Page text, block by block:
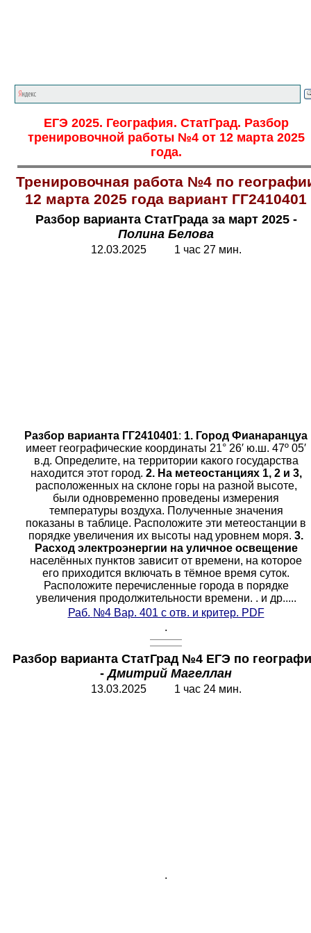
ЕГЭ 2025. География. СтатГрад. Разбор
тренировочной работы №4 от 12 марта 2025
года.
Тренировочная работа №4 по
12 марта 2025 года вариант ГГ2410401
Разбор варианта СтатГрада за март 2025 -
Полина Белова
12.03.2025 1 час 27 мин.
Разбор варианта ГГ2410401: 1. Город Фианаранцуа
имеет географические координаты 21° 26′ ю.ш. 47º 05′
в.д. Определите, на территории какого государства
находится этот город. 2. На метеостанциях 1, 2 и 3,
расположенных на склоне горы на разной высоте,
были одновременно проведены измерения
температуры воздуха. Полученные значения
показаны в таблице. Расположите эти метеостанции в
порядке увеличения их высоты над уровнем моря. 3.
Расход электроэнергии на уличное освещение
населённых пунктов зависит от времени, на которое
его приходится включать в тёмное время суток.
Расположите перечисленные города в порядке
увеличения продолжительности времени. . и др.....
Раб. №4 Вар. 401 с отв. и критер. PDF
.
Разбор варианта СтатГрад №4 ЕГЭ по
-Дмитрий Магеллан
13.03.2025 1 час 24 мин.
.